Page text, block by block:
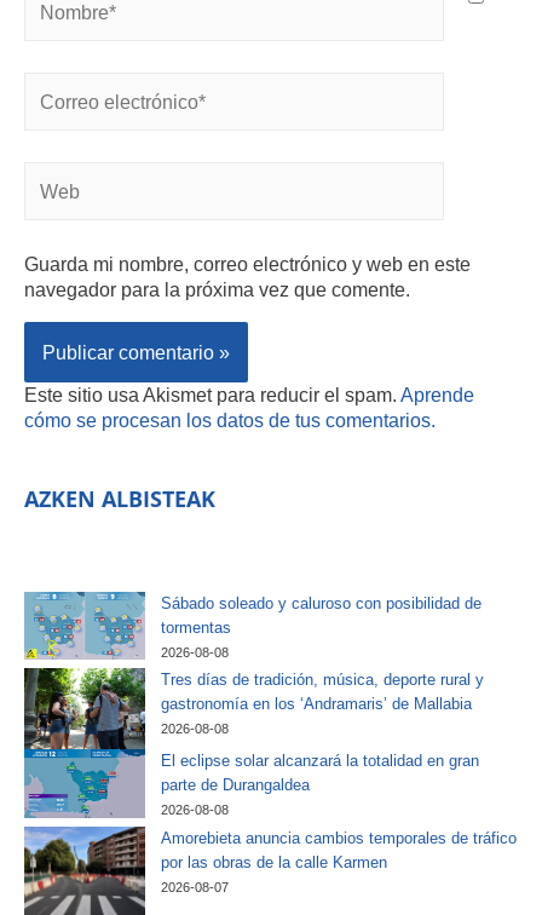
Guarda mi nombre, correo electrónico y web en este
navegador para la próxima vez que comente.
Este sitio usa Akismet para reducir el spam. Aprende
cómo se procesan los datos de tus comentarios.
AZKEN ALBISTEAK
Sábado soleado y caluroso con posibilidad de
tormentas
2026-08-08
Tres días de tradición, música, deporte rural y
gastronomía en los ‘Andramaris’ de Mallabia
2026-08-08
El eclipse solar alcanzará la totalidad en gran
parte de Durangaldea
2026-08-08
Amorebieta anuncia cambios temporales de tráfico
por las obras de la calle Karmen
2026-08-07